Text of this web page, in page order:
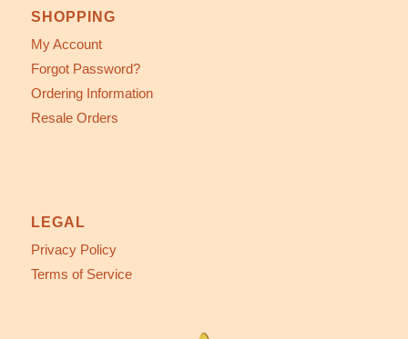
SHOPPING
My Account
Forgot Password?
Ordering Information
Resale Orders
LEGAL
Privacy Policy
Terms of Service